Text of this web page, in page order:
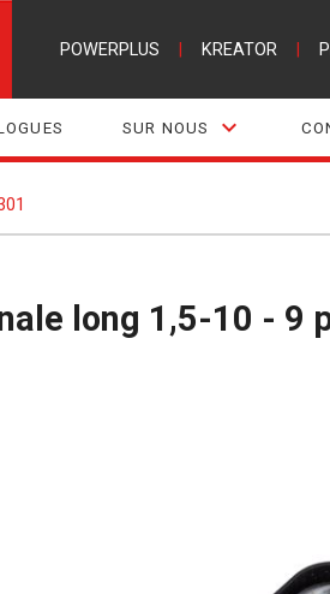
POWERPLUS KREATOR
SUR NOUS
long 1,5-10 - 9